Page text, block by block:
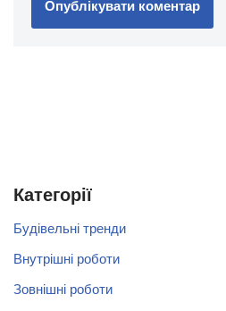
Категорії
Будівельні тренди
Внутрішні роботи
Зовнішні роботи